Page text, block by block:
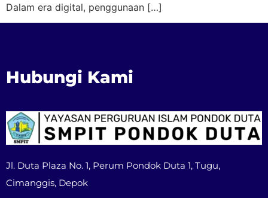
Dalam era digital, penggunaan […]
Hubungi Kami
Jl. Duta Plaza No. 1, Perum Pondok Duta 1, Tugu,
Cimanggis, Depok